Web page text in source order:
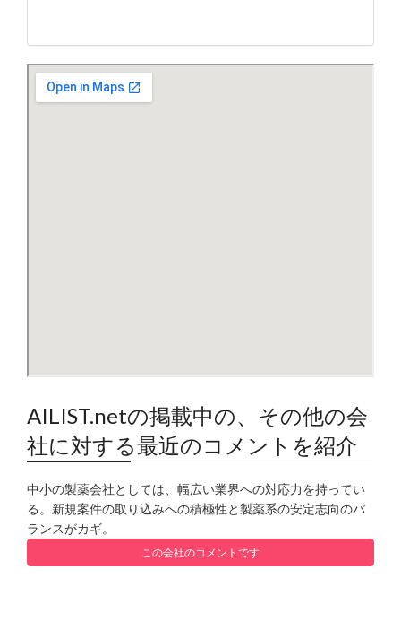
AILIST.netの掲載中の、その他の会
社に対する最近のコメントを紹介
中小の製薬会社としては、幅広い業界への対応力を持ってい
る。新規案件の取り込みへの積極性と製薬系の安定志向のバ
ランスがカギ。
この会社のコメントです